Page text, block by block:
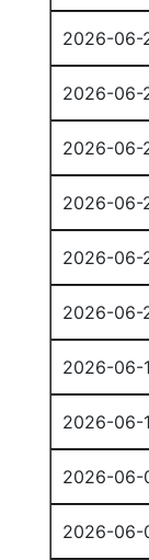
2026-06-
2026-06-
2026-06-
2026-06-
2026-06-
2026-06-
2026-06-
2026-06-
2026-06-
2026-06-